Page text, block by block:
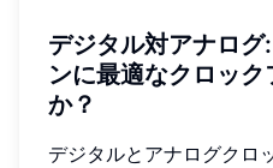
デジタル対アナログ
ンに最適なクロッ
か？
デジタルとアナログクロ